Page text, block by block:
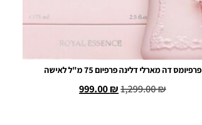
פרפיומס דה מארלי דלינה פרפיום 75 מ"ל לאישה
1,299.00₪
999.00₪